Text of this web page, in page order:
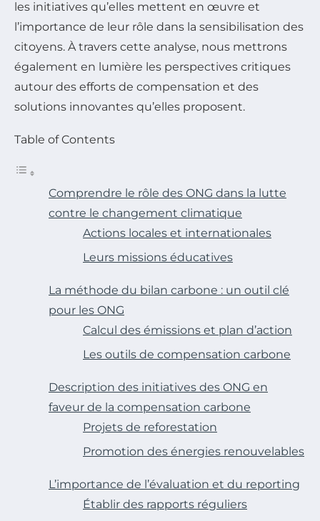
les initiatives qu’elles mettent en œuvre et
l’importance de leur rôle dans la sensibilisation des
citoyens. À travers cette analyse, nous mettrons
également en lumière les perspectives critiques
autour des efforts de compensation et des
solutions innovantes qu’elles proposent.
Table of Contents
Comprendre le rôle des ONG dans la lutte
contre le changement climatique
Actions locales et internationales
Leurs missions éducatives
La méthode du bilan carbone : un outil clé
pour les ONG
Calcul des émissions et plan d’action
Les outils de compensation carbone
Description des initiatives des ONG en
faveur de la compensation carbone
Projets de reforestation
Promotion des énergies renouvelables
L’importance de l’évaluation et du reporting
Établir des rapports réguliers